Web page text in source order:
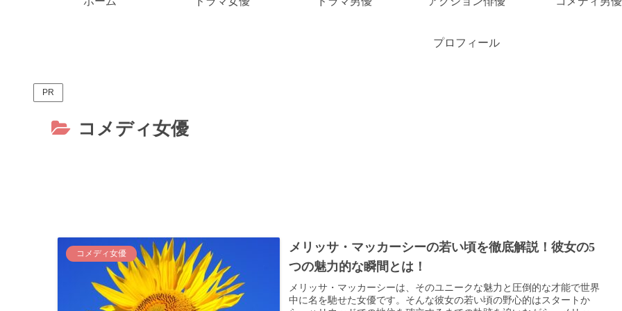
プロフィール
PR
コメディ女優
コメディ女優
メリッサ・マッカーシーの若い頃を徹底解説！彼女の5
つの魅力的な瞬間とは！
メリッサ・マッカーシーは、そのユニークな魅力と圧倒的な才能で世界
中に名を馳せた女優です。そんな彼女の若い頃の野心的はスタートか